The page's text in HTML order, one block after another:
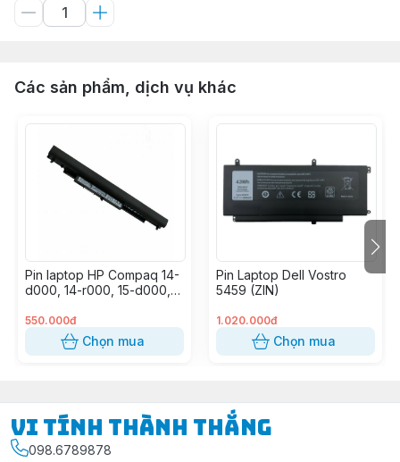
Các sản phẩm, dịch vụ khác
Pin laptop HP Compaq 14-
d000, 14-r000, 15-d000,
r000, 15-s000, CQ14,
CQ15, Probook 240 G2,
OA03 (OA04) (OEM)
550.000đ
Chọn mua
Pin Laptop Dell Vostro
5459 (ZIN)
1.020.000đ
Chọn mua
Vi Tính Thành Thắng
098.6789878